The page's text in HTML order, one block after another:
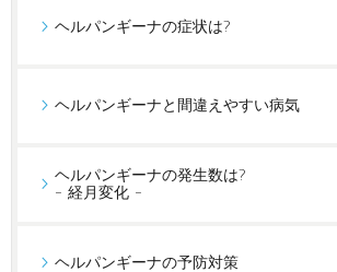
ヘルパンギーナの症状は?
ヘルパンギーナと間違えやすい病気
ヘルパンギーナの発生数は?
- 経月変化 -
ヘルパンギーナの予防対策